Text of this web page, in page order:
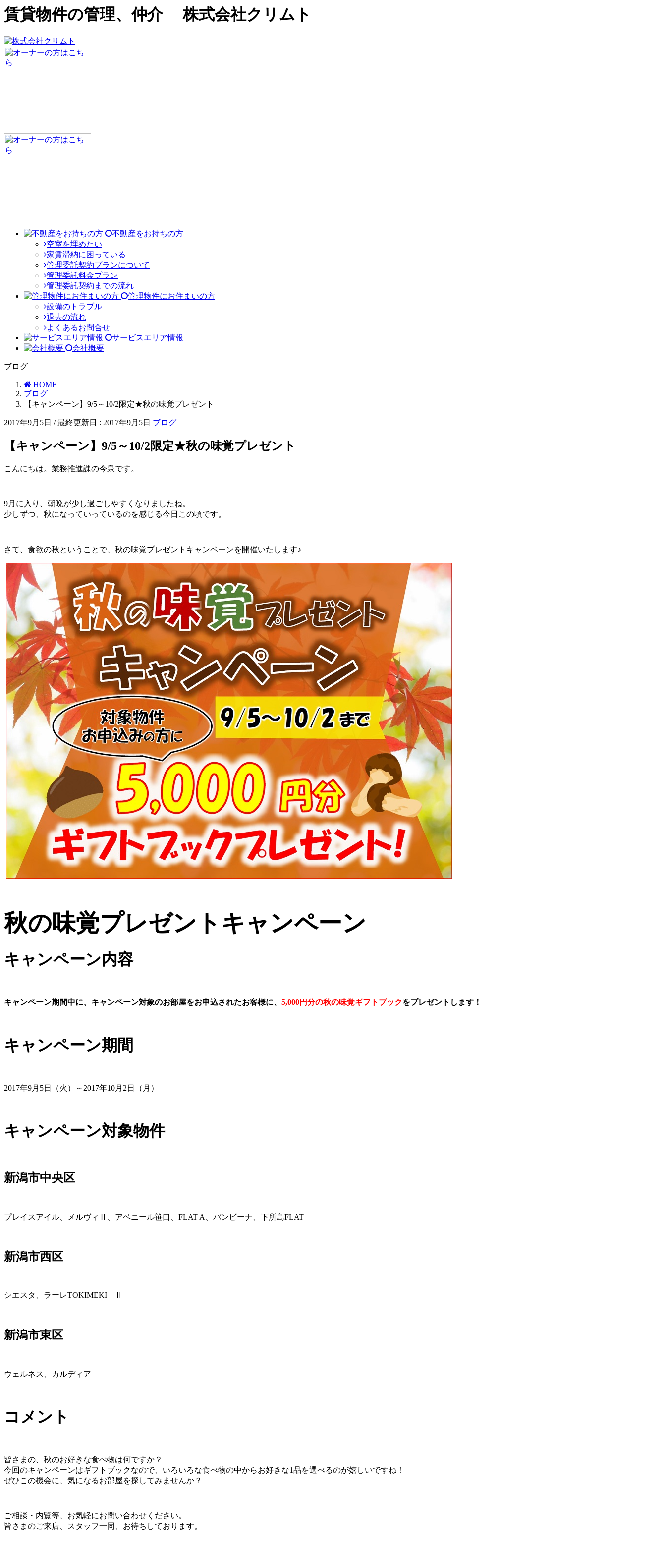
賃貸物件の管理、仲介 株式会社クリムト
不動産をお持ちの方
空室を埋めたい
家賃滞納に困っている
管理委託契約プランについて
管理委託料金プラン
管理委託契約までの流れ
管理物件にお住まいの方
設備のトラブル
退去の流れ
よくあるお問合せ
サービスエリア情報
会社概要
ブログ
HOME
ブログ
【キャンペーン】9/5～10/2限定★秋の味覚プレゼント
2017年9月5日 / 最終更新日 : 2017年9月5日 ブログ
【キャンペーン】9/5～10/2限定★秋の味覚プレゼント
こんにちは。業務推進課の今泉です。
9月に入り、朝晩が少し過ごしやすくなりましたね。
少しずつ、秋になっていっているのを感じる今日この頃です。
さて、食欲の秋ということで、秋の味覚プレゼントキャンペーンを開催いたします♪
秋の味覚プレゼントキャンペーン
キャンペーン内容
キャンペーン期間中に、キャンペーン対象のお部屋をお申込されたお客様に、 5,000円分の秋の味覚ギフトブックをプレゼントします！
キャンペーン期間
2017年9月5日（火）～2017年10月2日（月）
キャンペーン対象物件
新潟市中央区
プレイスアイル、メルヴィⅡ、アベニール笹口、FLAT A、バンビーナ、下所島FLAT
新潟市西区
シエスタ、ラーレTOKIMEKIⅠⅡ
新潟市東区
ウェルネス、カルディア
コメント
皆さまの、秋のお好きな食べ物は何ですか？
今回のキャンペーンはギフトブックなので、いろいろな食べ物の中からお好きな1品を選べるのが嬉しいですね！
ぜひこの機会に、気になるお部屋を探してみませんか？
ご相談・内覧等、お気軽にお問い合わせください。
皆さまのご来店、スタッフ一同、お待ちしております。